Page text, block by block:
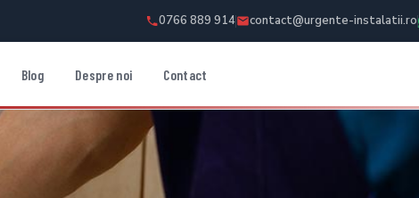
0766 889 914 contact@urgente-instalatii.ro
Blog Despre noi Contact